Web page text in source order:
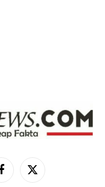
Facebook
X